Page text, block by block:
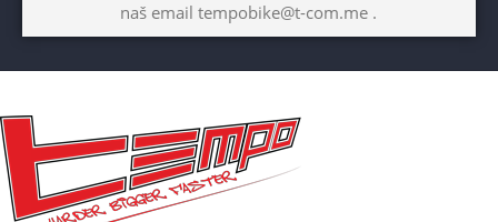
naš email tempobike@t-com.me .